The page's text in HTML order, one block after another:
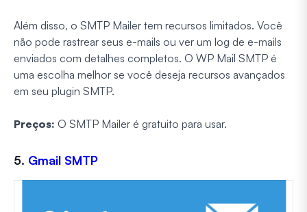
Além disso, o SMTP Mailer tem recursos limitados. Você
não pode rastrear seus e-mails ou ver um log de e-mails
enviados com detalhes completos. O WP Mail SMTP é
uma escolha melhor se você deseja recursos avançados
em seu plugin SMTP.
Preços: O SMTP Mailer é gratuito para usar.
5. Gmail SMTP